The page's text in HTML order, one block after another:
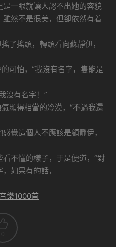
一眼就讓人認不出她的容貌
然不是很美，但卻依然有着
了搖頭，轉頭看向蘇靜伊，
可怕，“我沒有名字，隻能是
沒有名字！”
顯得相當的冷漠，“不過我還
覺這個人不應該是顧靜伊，
不懂的樣子，于是便道，“對
如果有的話，
樂1000首
0